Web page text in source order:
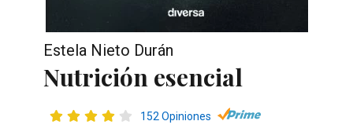
Estela Nieto Durán
Nutrición esencial
152 Opiniones